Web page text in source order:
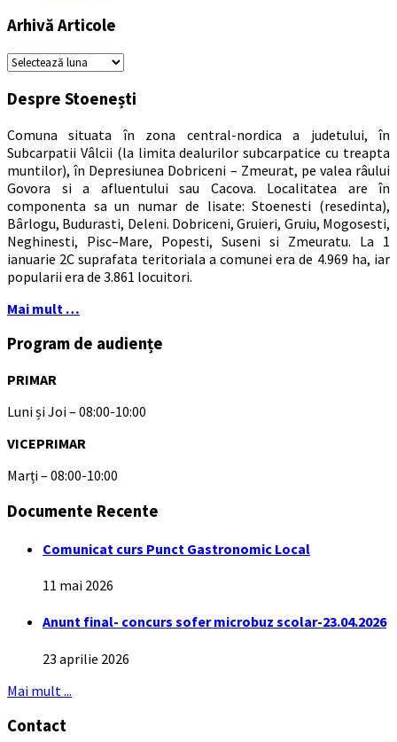
Arhivă Articole
Arhivă
Despre Stoenești
Comuna situata în zona central-nordica a judetului, în
Subcarpatii Vâlcii (la limita dealurilor subcarpatice cu treapta
muntilor), în Depresiunea Dobriceni – Zmeurat, pe valea râului
Govora si a afluentului sau Cacova. Localitatea are în
componenta sa un numar de lisate: Stoenesti (resedinta),
Bârlogu, Budurasti, Deleni. Dobriceni, Gruieri, Gruiu, Mogosesti,
Neghinesti, Pisc–Mare, Popesti, Suseni si Zmeuratu. La 1
ianuarie 2C suprafata teritoriala a comunei era de 4.969 ha, iar
popularii era de 3.861 locuitori.
Mai mult …
Program de audiențe
PRIMAR
Luni și Joi – 08:00-10:00
VICEPRIMAR
Marți – 08:00-10:00
Documente Recente
Comunicat curs Punct Gastronomic Local
11 mai 2026
Anunt final- concurs sofer microbuz scolar-23.04.2026
23 aprilie 2026
Mai mult ...
Contact